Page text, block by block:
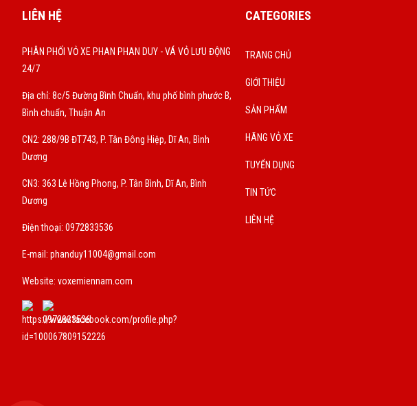
LIÊN HỆ
PHÂN PHỐI VỎ XE PHAN PHAN DUY - VÁ VỎ LƯU ĐỘNG
24/7
Địa chỉ: 8c/5 Đường Bình Chuẩn, khu phố bình phước B,
Bình chuẩn, Thuận An
CN2: 288/9B ĐT743, P. Tân Đông Hiệp, Dĩ An, Bình
Dương
CN3: 363 Lê Hồng Phong, P. Tân Bình, Dĩ An, Bình
Dương
Điện thoại: 0972833536
E-mail: phanduy11004@gmail.com
Website: voxemiennam.com
CATEGORIES
TRANG CHỦ
GIỚI THIỆU
SẢN PHẨM
HÃNG VỎ XE
TUYỂN DỤNG
TIN TỨC
LIÊN HỆ